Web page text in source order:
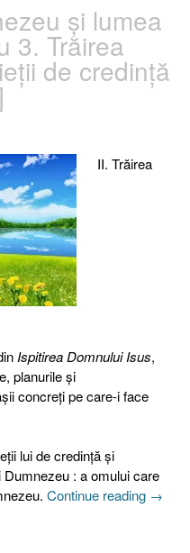
1.1,
3.1]”
şi lumea
3. Trăirea
de credinţă
II. Trăirea
Ispitirea Domnului Isus,
planurile şi
concreţi pe care-i face
lui de credinţă şi
: a omului care
Continue reading →